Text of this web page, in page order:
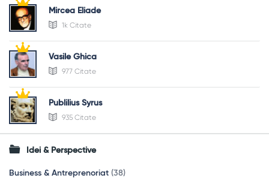
Mircea Eliade
1k Citate
Vasile Ghica
977 Citate
Publilius Syrus
935 Citate
Idei & Perspective
Business & Antreprenoriat (38)